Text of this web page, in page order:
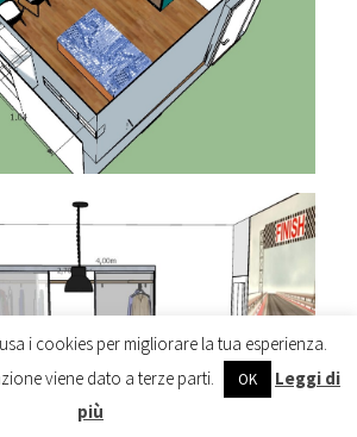
i cookies per migliorare la tua esperienza.
viene dato a terze parti.
OK
Leggi di
più